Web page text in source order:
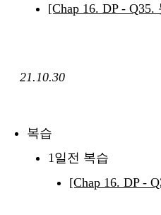
[Chap 16. DP -
21.10.30
복습
1일전 복습
[Chap 16. DP -